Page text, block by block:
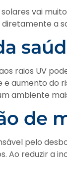
vai
a
raios UV
aumento do
ambiente
de
pelo
Ao reduzir a